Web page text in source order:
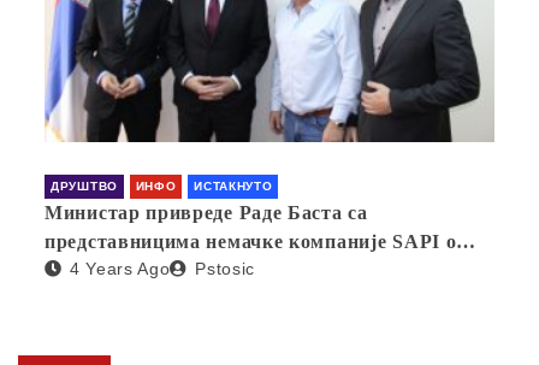
ДРУШТВО ИНФО ИСТАКНУТО
Министар привреде Раде Баста са
представницима немачке компаније SAPI о
отварању фабрике у Србији
4 Years Ago Pstosic